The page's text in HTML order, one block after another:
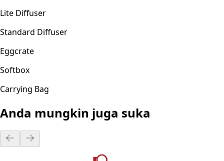
Lite Diffuser
Standard Diffuser
Eggcrate
Softbox
Carrying Bag
Anda mungkin juga suka